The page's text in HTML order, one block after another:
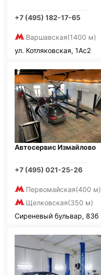
+7 (495) 182-17-65
Варшавская(1400 м)
ул. Котляковская, 1Ас2
Автосервис Измайлово
+7 (495) 021-25-26
Первомайская(400 м)
Щелковская(350 м)
Сиреневый бульвар, 83б